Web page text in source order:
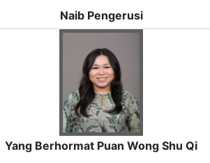
Naib Pengerusi
Yang Berhormat Puan Wong Shu Qi